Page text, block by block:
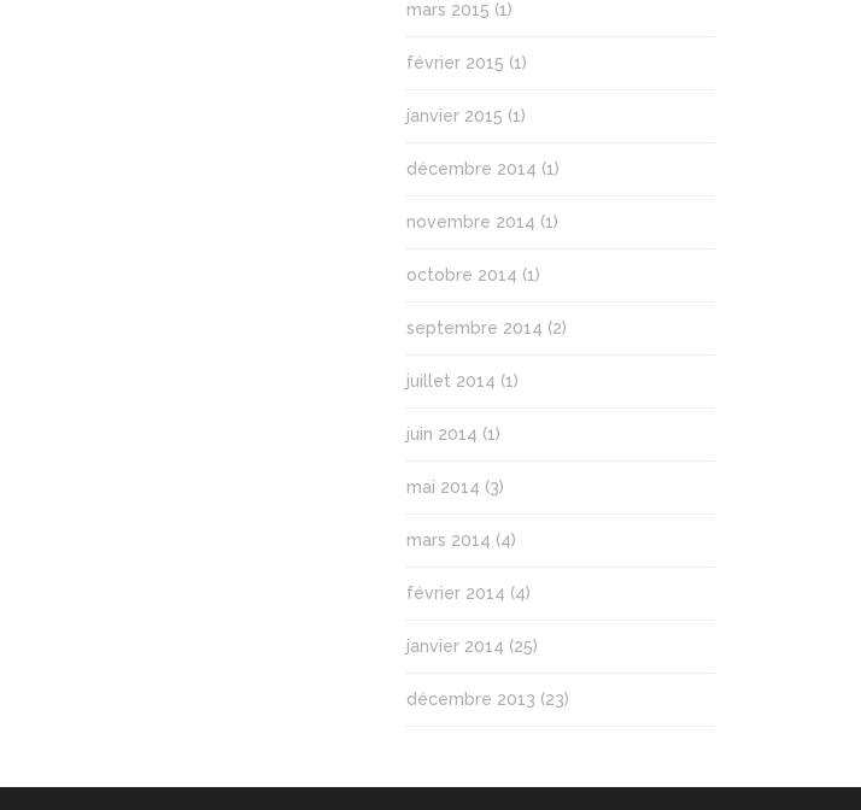
mars 2015 (1)
février 2015 (1)
janvier 2015 (1)
décembre 2014 (1)
novembre 2014 (1)
octobre 2014 (1)
septembre 2014 (2)
juillet 2014 (1)
juin 2014 (1)
mai 2014 (3)
mars 2014 (4)
février 2014 (4)
janvier 2014 (25)
décembre 2013 (23)